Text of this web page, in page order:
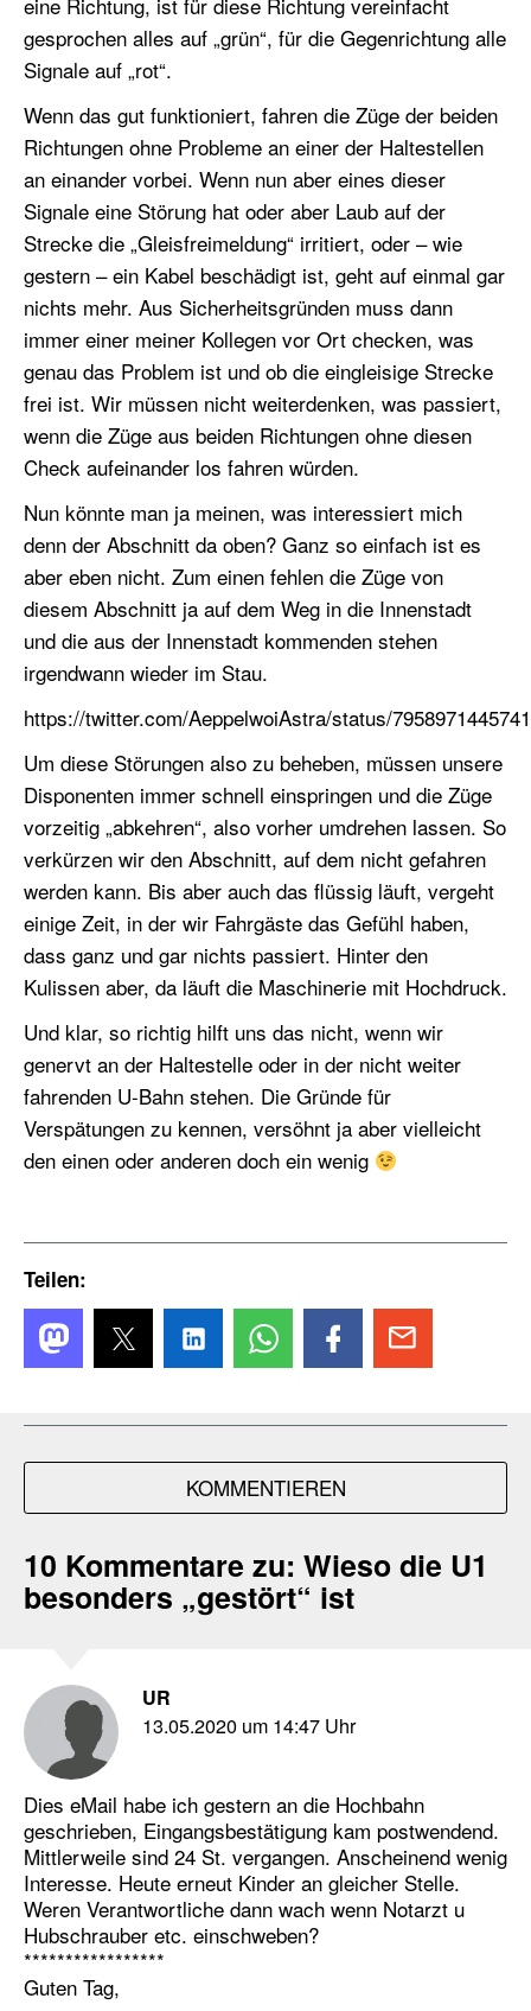
gesprochen alles auf „grün“, für die Gegenrichtung alle
Signale auf „rot“.
Wenn das gut funktioniert, fahren die Züge der beiden
Richtungen ohne Probleme an einer der Haltestellen
an einander vorbei. Wenn nun aber eines dieser
Signale eine Störung hat oder aber Laub auf der
Strecke die „Gleisfreimeldung“ irritiert, oder – wie
gestern – ein Kabel beschädigt ist, geht auf einmal gar
nichts mehr. Aus Sicherheitsgründen muss dann
immer einer meiner Kollegen vor Ort checken, was
genau das Problem ist und ob die eingleisige Strecke
frei ist. Wir müssen nicht weiterdenken, was passiert,
wenn die Züge aus beiden Richtungen ohne diesen
Check aufeinander los fahren würden.
Nun könnte man ja meinen, was interessiert mich
denn der Abschnitt da oben? Ganz so einfach ist es
aber eben nicht. Zum einen fehlen die Züge von
diesem Abschnitt ja auf dem Weg in die Innenstadt
und die aus der Innenstadt kommenden stehen
irgendwann wieder im Stau.
https://twitter.com/AeppelwoiAstra/status/
Um diese Störungen also zu beheben, müssen unsere
Disponenten immer schnell einspringen und die Züge
vorzeitig „abkehren“, also vorher umdrehen lassen. So
verkürzen wir den Abschnitt, auf dem nicht gefahren
werden kann. Bis aber auch das flüssig läuft, vergeht
einige Zeit, in der wir Fahrgäste das Gefühl haben,
dass ganz und gar nichts passiert. Hinter den
Kulissen aber, da läuft die Maschinerie mit Hochdruck.
Und klar, so richtig hilft uns das nicht, wenn wir
genervt an der Haltestelle oder in der nicht weiter
fahrenden U-Bahn stehen. Die Gründe für
Verspätungen zu kennen, versöhnt ja aber vielleicht
den einen oder anderen doch ein wenig
Teilen:
KOMMENTIEREN
10 Kommentare zu: Wieso die U1
besonders „gestört“ ist
UR
13.05.2020 um 14:47 Uhr
Dies eMail habe ich gestern an die Hochbahn
geschrieben, Eingangsbestätigung kam postwendend.
Mittlerweile sind 24 St. vergangen. Anscheinend wenig
Interesse. Heute erneut Kinder an gleicher Stelle.
Weren Verantwortliche dann wach wenn Notarzt u
Hubschrauber etc. einschweben?
*****************
Guten Tag,